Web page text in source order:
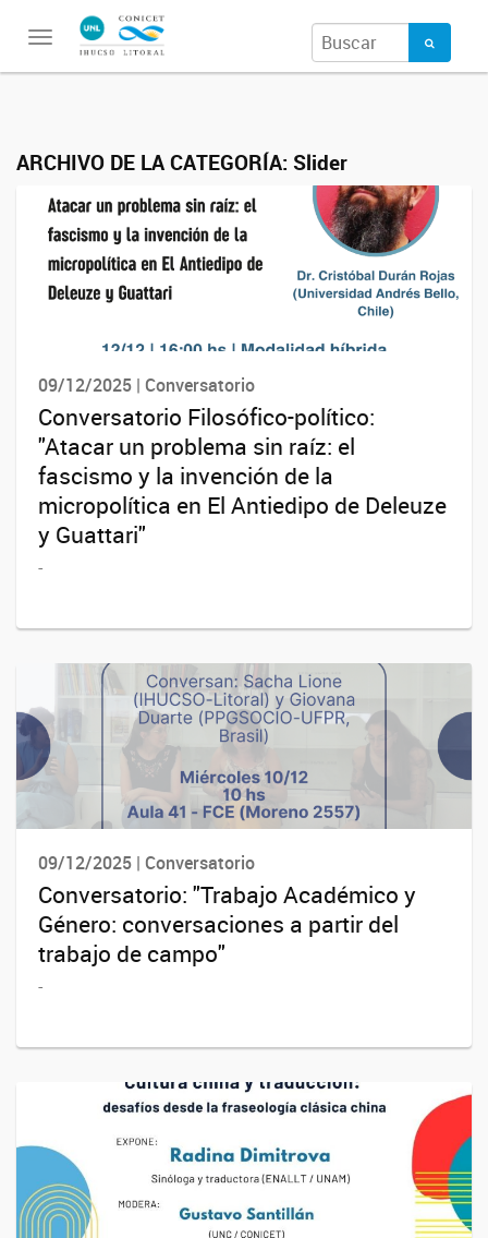
Toggle
ARCHIVO DE LA CATEGORÍA: Slider
09/12/2025 | Conversatorio
Conversatorio Filosófico-político:
"Atacar un problema sin raíz: el
fascismo y la invención de la
micropolítica en El Antiedipo de Deleuze
y Guattari"
-
09/12/2025 | Conversatorio
Conversatorio: "Trabajo Académico y
Género: conversaciones a partir del
trabajo de campo"
-